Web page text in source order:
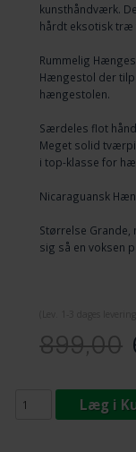
kunsthåndværk.
hårdt eksotisk træ
Rummelig
Hængestol der
hængestolen.
Særdeles flot
Meget solid
i top-klasse for
Nicaraguansk
Størrelse
sig så en voksen
899,00
Læg i